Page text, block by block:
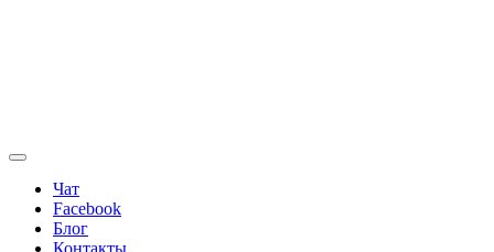
Чат
Facebook
Блог
Контакты